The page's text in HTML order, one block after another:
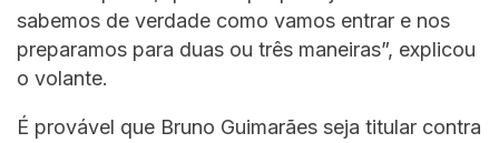
sabemos de verdade como vamos entrar e nos
preparamos para duas ou três maneiras”, explicou
o volante.
É provável que Bruno Guimarães seja titular contra